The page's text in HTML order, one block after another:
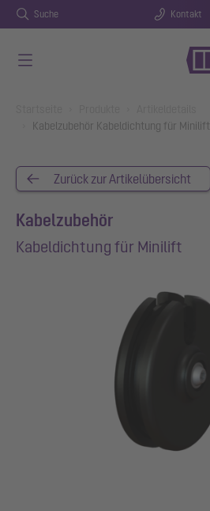
Suche Kontakt
Kabelzubehör Kabeldichtung für
Zurück zur Artikelübersicht
Kabelzubehör
Kabeldichtung für Minilift